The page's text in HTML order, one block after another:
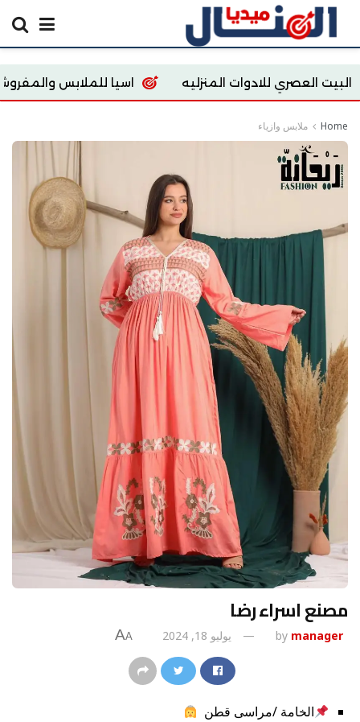
للادوات المنزليه اسيا للملابس والمفروشات
Home ملابس وازياء
مصنع اسراء رضا
by manager يوليو 18, 2024 A
A
الخامة /مراسى قطن